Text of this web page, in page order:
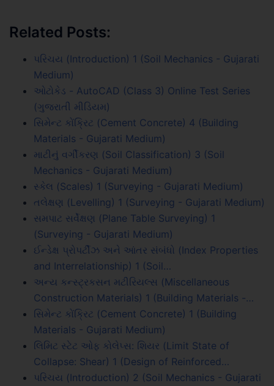
Related Posts:
પરિચય (Introduction) 1 (Soil Mechanics - Gujarati
Medium)
ઓટોકેડ - AutoCAD (Class 3) Online Test Series
(ગુજરાતી મીડિયમ)
સિમેન્ટ કોંક્રિટ (Cement Concrete) 4 (Building
Materials - Gujarati Medium)
માટીનું વર્ગીકરણ (Soil Classification) 3 (Soil
Mechanics - Gujarati Medium)
સ્કેલ (Scales) 1 (Surveying - Gujarati Medium)
તલેક્ષણ (Levelling) 1 (Surveying - Gujarati Medium)
સમપાટ સર્વેક્ષણ (Plane Table Surveying) 1
(Surveying - Gujarati Medium)
ઈન્ડેક્ષ પ્રોપર્ટીઝ અને આંતર સંબંધો (Index Properties
and Interrelationship) 1 (Soil…
અન્ય કન્સ્ટ્રકસન મટીરિયલ્સ (Miscellaneous
Construction Materials) 1 (Building Materials -…
સિમેન્ટ કોંક્રિટ (Cement Concrete) 1 (Building
Materials - Gujarati Medium)
લિમિટ સ્ટેટ ઓફ કોલેપ્સ: શિયર (Limit State of
Collapse: Shear) 1 (Design of Reinforced…
પરિચય (Introduction) 2 (Soil Mechanics - Gujarati